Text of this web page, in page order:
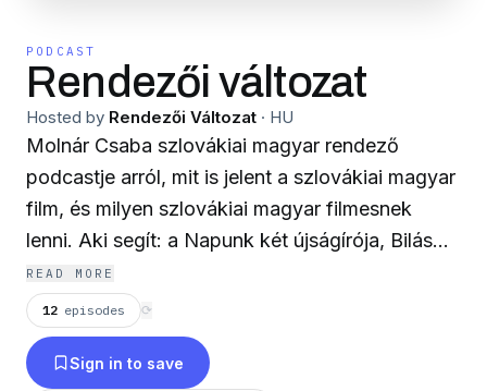
PODCAST
Rendezői változat
Hosted by Rendezői Változat · HU
Molnár Csaba szlovákiai magyar rendező
podcastje arról, mit is jelent a szlovákiai magyar
film, és milyen szlovákiai magyar filmesnek
lenni. Aki segít: a Napunk két újságírója, Bilás
Zsuzsanna és Finta Márk.
READ MORE
12 episodes ⟳
Sign in to save